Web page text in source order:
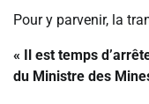
Pour y parvenir, la
« Il est temps
du Ministre des